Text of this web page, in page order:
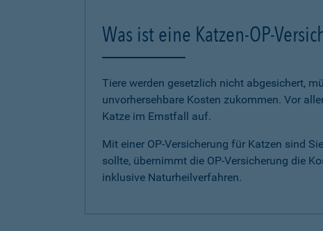
Was ist eine Katzen-OP-
Tiere werden gesetzlich nicht abgesichert,
unvorhersehbare Kosten zukommen. Vor
Katze im Ernstfall auf.
Mit einer OP-Versicherung für Katzen sind Sie
sollte, übernimmt die OP-Versicherung die
inklusive Naturheilverfahren.